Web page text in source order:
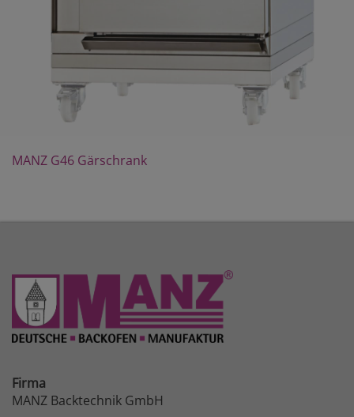
MANZ G46 Gärschrank
Firma
MANZ Backtechnik GmbH